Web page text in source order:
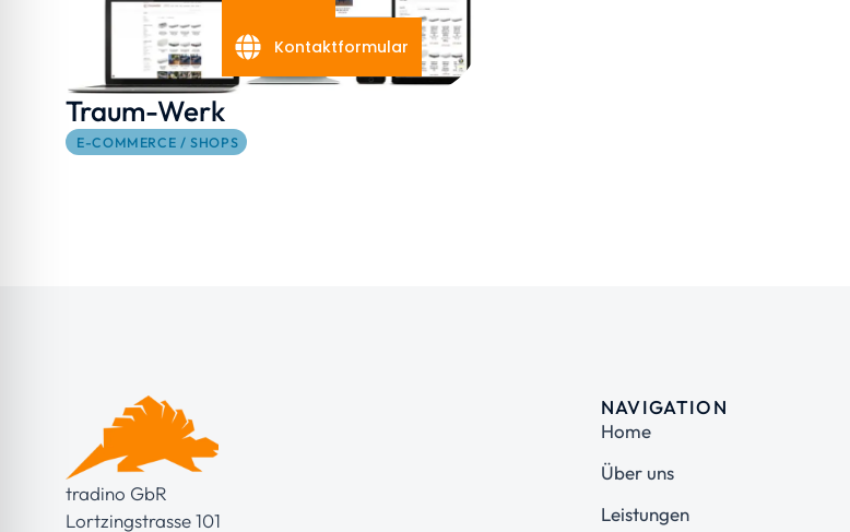
Traum-Werk
E-COMMERCE / SHOPS
tradino GbR
Lortzingstrasse 101
NAVIGATION
Home
Über uns
Leistungen
Kontaktformular